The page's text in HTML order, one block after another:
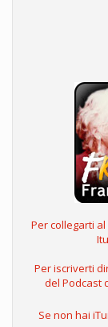
Per collegarti
Per iscriverti
del Podcast
Se non hai